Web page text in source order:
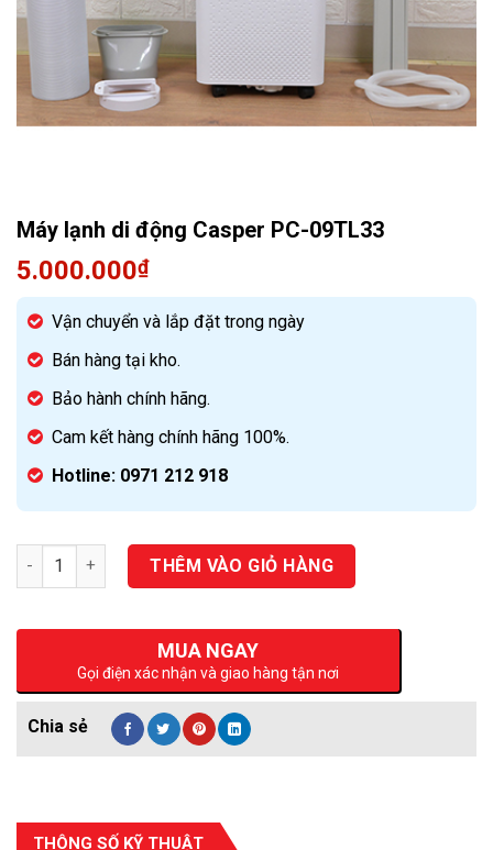
Quạt điều hòa
Máy lạnh di động Casper PC-09TL33
5.000.000₫
Vận chuyển và lắp đặt trong ngày
Bán hàng tại kho.
Bảo hành chính hãng.
Cam kết hàng chính hãng 100%.
Hotline: 0971 212 918
Số lượng THÊM VÀO GIỎ HÀNG
MUA NGAY
Gọi điện xác nhận và giao hàng tận nơi
THÔNG SỐ KỸ THUẬT